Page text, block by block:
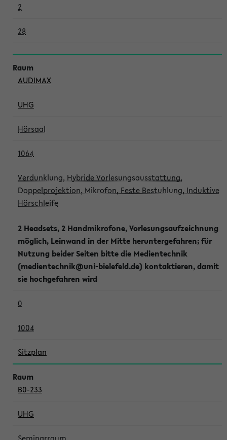
2
28
AUDIMAX
UHG
Hörsaal
1064
Verdunklung, Hybride Vorlesungsausstattung,
Doppelprojektion, Mikrofon, Feste Bestuhlung, Induktive
Hörschleife
2 Headsets, 2 Handmikrofone, Vorlesungsaufzeichnung
möglich, Leinwand in der Mitte heruntergefahren; für
Nutzung beider Seiten bitte die Medientechnik
(medientechnik@uni-bielefeld.de) kontaktieren, damit
sie hochgefahren wird
0
1004
Sitzplan
B0-233
UHG